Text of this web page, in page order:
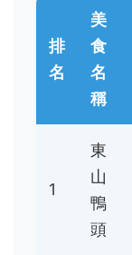
排
名
美
食
名
稱
1
東
山
鴨
頭